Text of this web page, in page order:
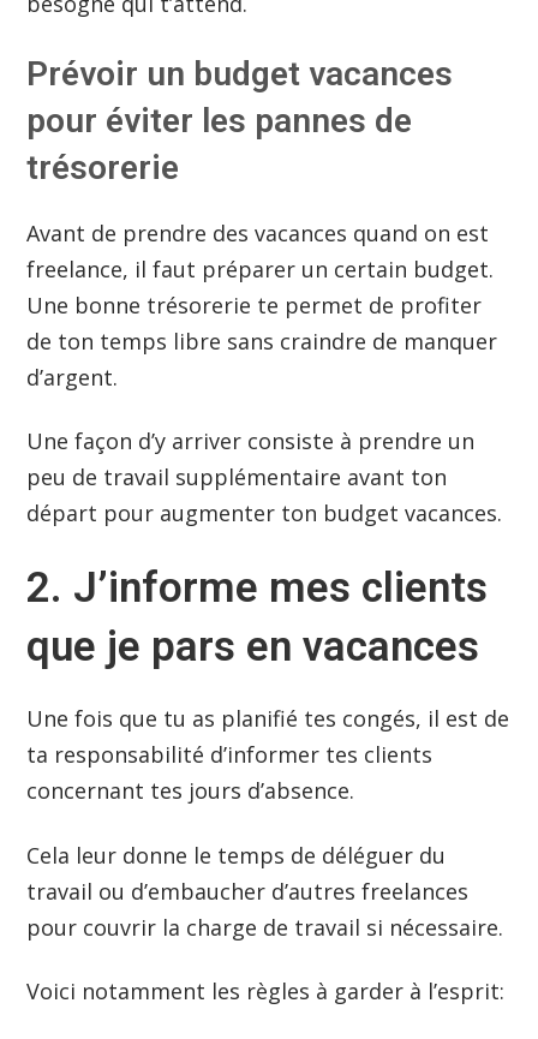
Prévoir un budget vacances
pour éviter les pannes de
trésorerie
Avant de prendre des vacances quand on est
freelance, il faut préparer un certain budget.
Une bonne trésorerie te permet de profiter
de ton temps libre sans craindre de manquer
d’argent.
Une façon d’y arriver consiste à prendre un
peu de travail supplémentaire avant ton
départ pour augmenter ton budget vacances.
2. J’informe mes clients
que je pars en vacances
Une fois que tu as planifié tes congés, il est de
ta responsabilité d’informer tes clients
concernant tes jours d’absence.
Cela leur donne le temps de déléguer du
travail ou d’embaucher d’autres freelances
pour couvrir la charge de travail si nécessaire.
Voici notamment les règles à garder à l’esprit: